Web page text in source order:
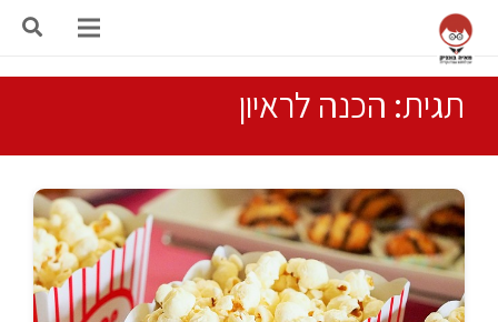
תגית: הכנה לראיון